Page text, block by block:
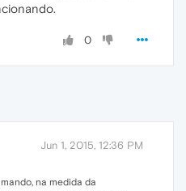
0
Jun 1, 2015, 12:36 PM
na medida da